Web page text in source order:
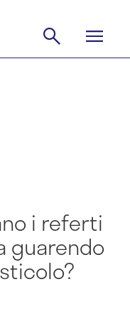
i referti
guarendo